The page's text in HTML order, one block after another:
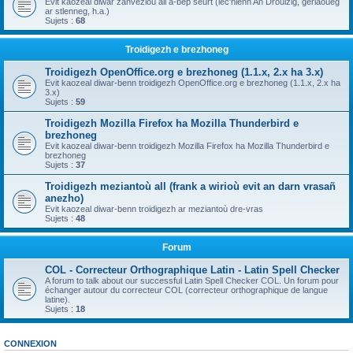
ar stlenneg, h.a.)
Sujets : 68
Troidigezh e brezhoneg
Troidigezh OpenOffice.org e brezhoneg (1.1.x, 2.x ha 3.x)
Evit kaozeal diwar-benn troidigezh OpenOffice.org e brezhoneg (1.1.x, 2.x ha
3.x)
Sujets : 59
Troidigezh Mozilla Firefox ha Mozilla Thunderbird e
brezhoneg
Evit kaozeal diwar-benn troidigezh Mozilla Firefox ha Mozilla Thunderbird e
brezhoneg
Sujets : 37
Troidigezh meziantoù all (frank a wirioù evit an darn vrasañ
anezho)
Evit kaozeal diwar-benn troidigezh ar meziantoù dre-vras
Sujets : 48
Forum
COL - Correcteur Orthographique Latin - Latin Spell Checker
A forum to talk about our successful Latin Spell Checker COL. Un forum pour
échanger autour du correcteur COL (correcteur orthographique de langue
latine).
Sujets : 18
CONNEXION